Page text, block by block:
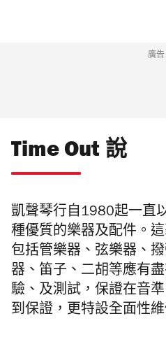
廣告
Time Out 說
凱聲琴行自1980起一直
種優質的樂器及配件。
包括管樂器、弦樂器、
器、笛子、二胡等應有
驗、及測試，保證在音
到保證，更特設全面性維